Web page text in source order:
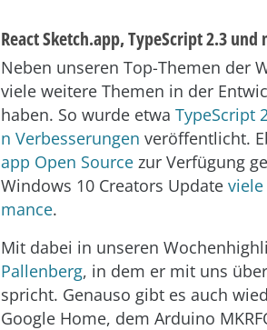
React Sketch.app, TypeScript 2.3
Neben unseren Top-Themen der
viele weitere Themen in der
haben. So wurde etwa TypeScript
n Verbesserungen veröffentlicht.
app Open Source zur Verfügung
Windows 10 Creators Update
mance.
Mit dabei in unseren
Pallenberg, in dem er mit uns
spricht. Genauso gibt es auch
Google Home, dem Arduino